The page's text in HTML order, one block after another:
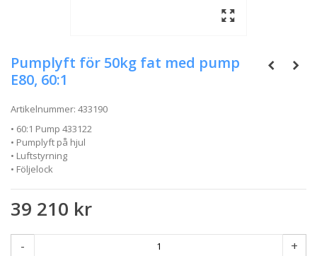
Pumplyft för 50kg fat med pump
E80, 60:1
Artikelnummer: 433190
• 60:1 Pump 433122
• Pumplyft på hjul
• Luftstyrning
• Följelock
39 210 kr
- +